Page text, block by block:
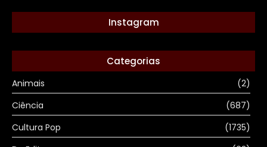
Instagram
Categorias
Animais
(2)
Ciência
(687)
Cultura Pop
(1735)